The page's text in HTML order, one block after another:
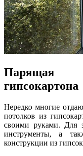
Парящая
гипсокартона
Нередко многие
потолков из
своими руками. Для
инструменты, а
конструкции из